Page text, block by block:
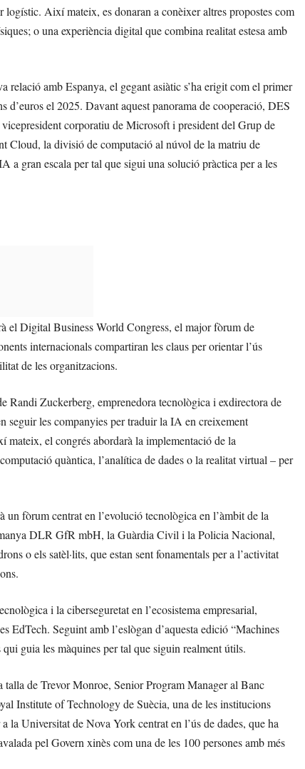
logístic. Així mateix, es donaran a conèixer altres propostes com
o una experiència digital que combina realitat estesa amb
amb Espanya, el gegant asiàtic s’ha erigit com el primer
el 2025. Davant aquest panorama de cooperació, DES
corporatiu de Microsoft i president del Grup de
Cloud, la divisió de computació al núvol de la matriu de
a gran escala per tal que sigui una solució pràctica per a les
el Digital Business World Congress, el major fòrum de
internacionals compartiran les claus per orientar l’ús
de les organitzacions.
Randi Zuckerberg, emprenedora tecnològica i exdirectora de
seguir les companyies per traduir la IA en creixement
el congrés abordarà la implementació de la
quàntica, l’analítica de dades o la realitat virtual – per
fòrum centrat en l’evolució tecnològica en l’àmbit de la
DLR GfR mbH, la Guàrdia Civil i la Policia Nacional,
o els satèl·lits, que estan sent fonamentals per a l’activitat
i la ciberseguretat en l’ecosistema empresarial,
EdTech. Seguint amb l’eslògan d’aquesta edició “Machines
guia les màquines per tal que siguin realment útils.
talla de Trevor Monroe, Senior Program Manager al Banc
Institute of Technology de Suècia, una de les institucions
la Universitat de Nova York centrat en l’ús de dades, que ha
pel Govern xinès com una de les 100 persones amb més